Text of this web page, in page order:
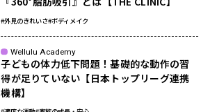
#外見のきれいさ#ボディメイク
Wellulu Academy
子どもの体力低下問題！基礎的な動作の習
得が足りていない【日本トップリーグ連携
機構】